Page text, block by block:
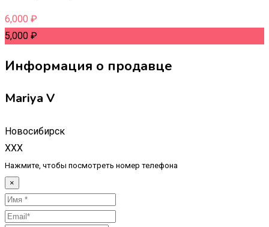
6,000 ₽
5,000 ₽
Информация о продавце
Mariya V
Новосибирск
XXX
Нажмите, чтобы посмотреть номер телефона
×